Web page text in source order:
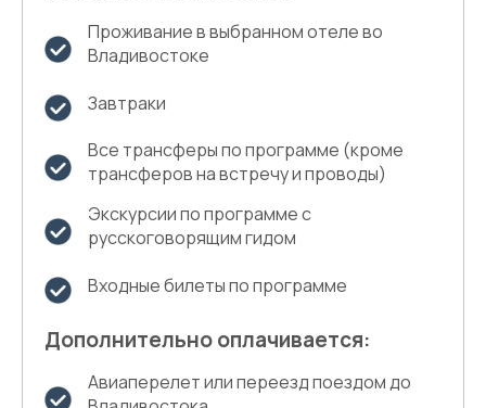
Проживание в выбранном отеле во
Владивостоке
Завтраки
Все трансферы по программе (кроме
трансферов на встречу и проводы)
Экскурсии по программе с
русскоговорящим гидом
Входные билеты по программе
Дополнительно оплачивается:
Авиаперелет или переезд поездом до